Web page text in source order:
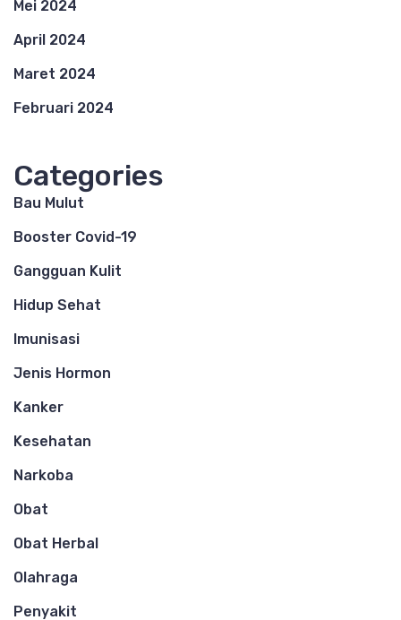
Mei 2024
April 2024
Maret 2024
Februari 2024
Categories
Bau Mulut
Booster Covid-19
Gangguan Kulit
Hidup Sehat
Imunisasi
Jenis Hormon
Kanker
Kesehatan
Narkoba
Obat
Obat Herbal
Olahraga
Penyakit